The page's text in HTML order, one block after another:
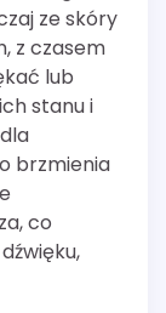
ze skóry
z czasem
lub
stanu i
brzmienia
co